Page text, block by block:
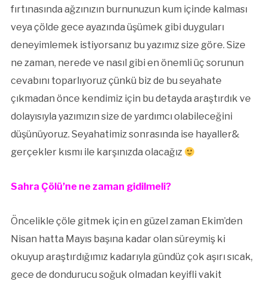
fırtınasında ağzınızın burnunuzun kum içinde kalması
veya çölde gece ayazında üşümek gibi duyguları
deneyimlemek istiyorsanız bu yazımız size göre. Size
ne zaman, nerede ve nasıl gibi en önemli üç sorunun
cevabını toparlıyoruz çünkü biz de bu seyahate
çıkmadan önce kendimiz için bu detayda araştırdık ve
dolayısıyla yazımızın size de yardımcı olabileceğini
düşünüyoruz. Seyahatimiz sonrasında ise hayaller&
gerçekler kısmı ile karşınızda olacağız
Sahra Çölü’ne ne zaman gidilmeli?
Öncelikle çöle gitmek için en güzel zaman Ekim’den
Nisan hatta Mayıs başına kadar olan süreymiş ki
okuyup araştırdığımız kadarıyla gündüz çok aşırı sıcak,
gece de dondurucu soğuk olmadan keyifli vakit